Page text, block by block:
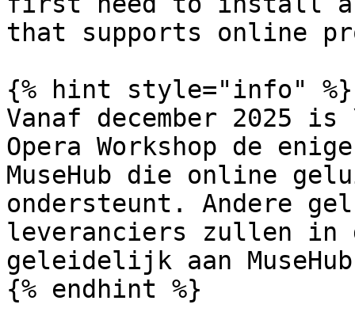
that supports online
{% hint style="info" %}
Vanaf december 2025
Opera Workshop de
MuseHub die online
ondersteunt. Andere
leveranciers zullen
geleidelijk aan
{% endhint %}